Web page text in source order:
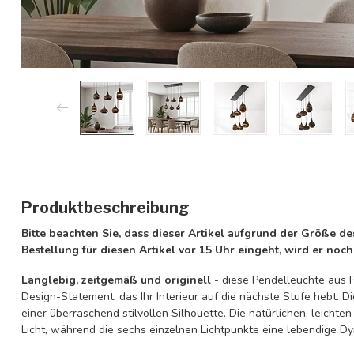
Produktbeschreibung
Bitte beachten Sie, dass dieser Artikel aufgrund der Größe
Bestellung für diesen Artikel vor 15 Uhr eingeht, wird er
Langlebig, zeitgemäß und originell - diese Pendelleuchte aus
Design-Statement, das Ihr Interieur auf die nächste Stufe hebt.
einer überraschend stilvollen Silhouette. Die natürlichen,
Licht, während die sechs einzelnen Lichtpunkte eine lebendige